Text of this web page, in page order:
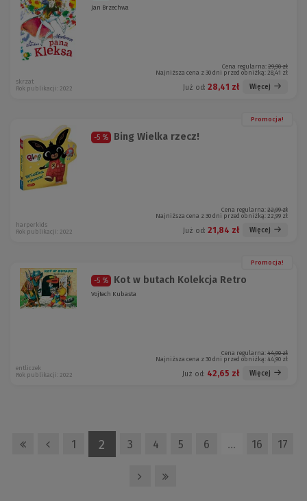
Jan Brzechwa
Cena regularna: 29,90 zł
Najniższa cena z 30 dni przed obniżką: 28,41 zł
Już od: 28,41 zł Więcej
skrzat
Rok publikacji: 2022
Promocja!
-5 % Bing Wielka rzecz!
Cena regularna: 22,99 zł
Najniższa cena z 30 dni przed obniżką: 22,99 zł
Już od: 21,84 zł Więcej
harperkids
Rok publikacji: 2022
Promocja!
-5 % Kot w butach Kolekcja Retro
Vojtech Kubasta
Cena regularna: 44,90 zł
Najniższa cena z 30 dni przed obniżką: 44,90 zł
Już od: 42,65 zł Więcej
entliczek
Rok publikacji: 2022
1 2 3 4 5 6 … 16 17